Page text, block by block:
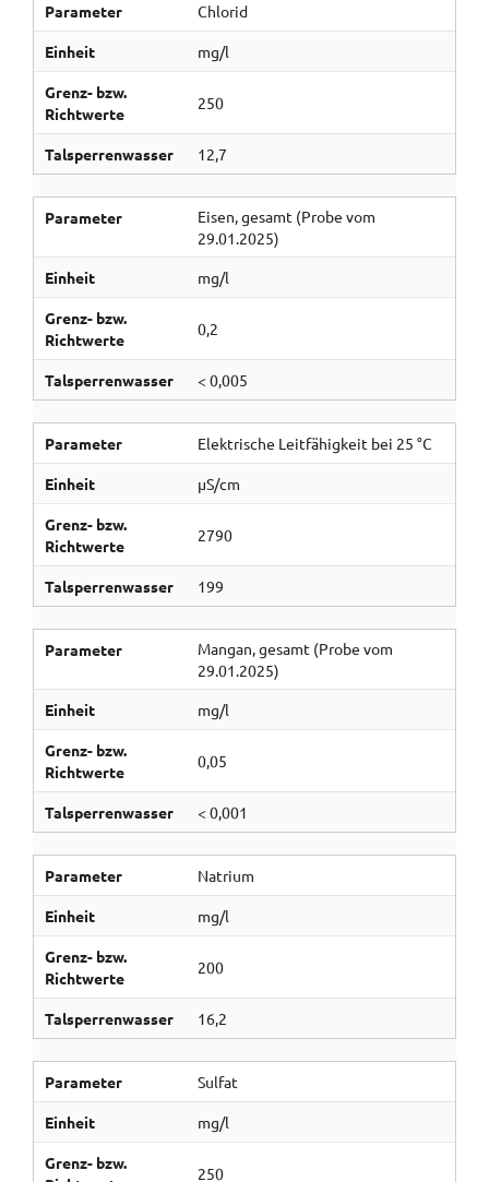
Parameter Chlorid
Einheit mg/l
Grenz- bzw.
Richtwerte
250
Talsperrenwasser 12,7
Parameter
Eisen, gesamt (Probe vom
29.01.2025)
Einheit
mg/l
Grenz- bzw.
Richtwerte
0,2
Talsperrenwasser < 0,005
Parameter Elektrische Leitfähigkeit bei 25 °C
Einheit µS/cm
Grenz- bzw.
Richtwerte
2790
Talsperrenwasser 199
Parameter
Mangan, gesamt (Probe vom
29.01.2025)
Einheit
mg/l
Grenz- bzw.
Richtwerte
0,05
Talsperrenwasser < 0,001
Parameter Natrium
Einheit mg/l
Grenz- bzw.
Richtwerte
200
Talsperrenwasser 16,2
Parameter Sulfat
Einheit mg/l
Grenz- bzw.
250